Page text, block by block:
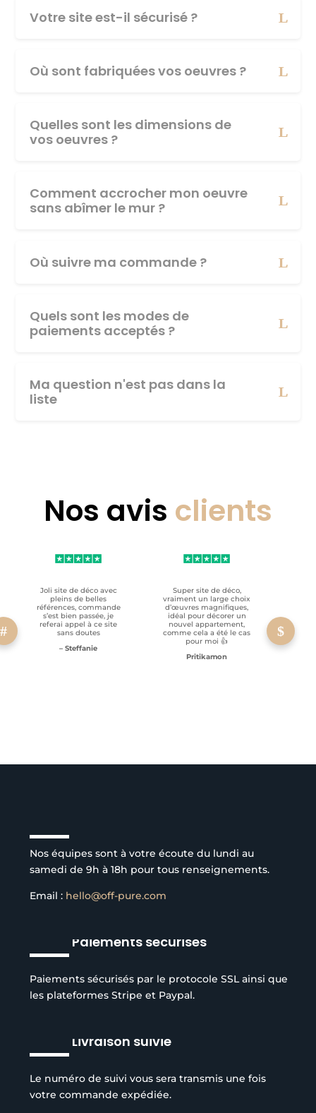
Votre site est-il sécurisé ?
Où sont fabriquées vos oeuvres ?
Quelles sont les dimensions de
vos oeuvres ?
Comment accrocher mon oeuvre
sans abîmer le mur ?
Où suivre ma commande ?
Quels sont les modes de
paiements acceptés ?
Ma question n'est pas dans la
liste
Nos avis clients
Joli site de déco avec
pleins de belles
références, commande
s’est bien passée, je
referai appel à ce site
sans doutes
– Steffanie
Super site de déco,
vraiment un large choix
d’œuvres magnifiques,
idéal pour décorer un
nouvel appartement,
comme cela a été le cas
pour moi 👍
Pritikamon
Nos équipes sont à votre écoute du lundi au
samedi de 9h à 18h pour tous renseignements.
Email : hello@off-pure.com
Paiements sécurisés
Paiements sécurisés par le protocole SSL ainsi que
les plateformes Stripe et Paypal.
Livraison suivie
Le numéro de suivi vous sera transmis une fois
votre commande expédiée.